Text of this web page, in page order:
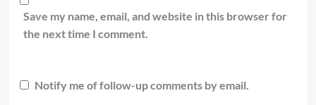
Save my name, email, and website in this browser for
the next time I comment.
Notify me of follow-up comments by email.